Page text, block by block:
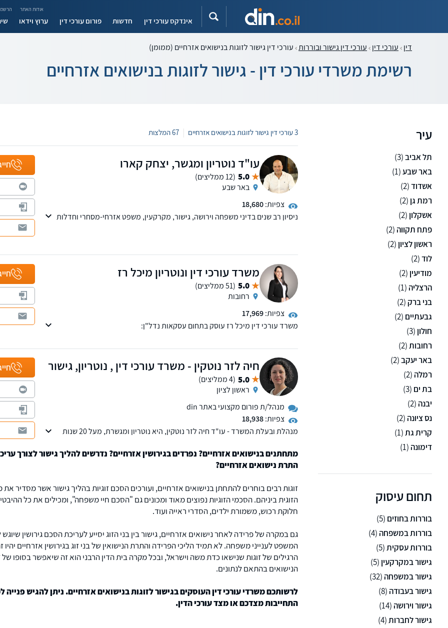
אודות האתר
אינדקס עורכי דין חדשות פורום עורכי דין ערוץ וידאו
דין עורכי דין עורכי דין גישור ובוררות עורכי דין גישור לזוגות בנישואים אזרחיים (ממומן)
רשימת משרדי עורכי דין - גישור לזוגות בנישואים אזרחיים
עיר
תל אביב(3)
באר שבע(1)
אשדוד(2)
רמת גן (2)
אשקלון (2)
פתח תקווה (2)
ראשון לציון (2)
לוד(2)
מודיעין (2)
הרצליה (1)
בני ברק(2)
גבעתיים (2)
חולון (3)
רחובות(2)
באר יעקב(2)
רמלה (2)
בת ים (3)
יבנה (2)
נס ציונה (2)
קרית גת(1)
דימונה (1)
תחום עיסוק
בוררות בחוזים (5)
בוררות במשפחה (4)
בוררות עסקית(5)
גישור במקרקעין (5)
גישור במשפחה (32)
גישור בעבודה (8)
גישור וירושה (14)
גישור לחברות(4)
3 עורכי דין גישור לזוגות בנישואים אזרחיים 67 המלצות
עו"ד נוטריון ומגשר, יצחק קארו
5.0 (12 ממליצים)
באר שבע
צפיות:18,680
ניסיון רב שנים בדיני משפחה וירושה, גישור, מקרקעין, משפט אזרחי-מסחרי וחדלות
משרד עורכי דין ונוטריון מיכל רז
5.0 (51 ממליצים)
רחובות
צפיות:17,969
משרד עורכי דין מיכל רז עוסק בתחום עסקאות נדל"ן:
חיה לזר נוטקין - משרד עורכי דין , נוטריון, גישור
5.0 (4 ממליצים)
ראשון לציון
מנהל/ת פורום מקצועי באתר din
צפיות:18,938
מנהלת ובעלת המשרד - עו"ד חיה לזר נוטקין, היא נוטריון ומגשרת, מעל 20 שנות
מתחתנים בנישואים אזרחיים? נפרדים בגירושין אזרחיים? נדרשים להליך גישור לצורך
התרת נישואים אזרחיים?
זוגות רבים בוחרים להתחתן בנישואים אזרחיים, ועורכים הסכם זוגיות בהליך גישור אשר מסדיר
הזוגית ביניהם. הסכמי הזוגיות נפוצים מאוד ומכונים גם "הסכם חיי משפחה", ומכילים את כל
חלוקת רכוש, משמורת ילדים, הסדרי ראייה ועוד.
גם במקרה של פרידה לאחר נישואים אזרחיים, גישור בין בני הזוג יסייע לעריכת הסכם גירושין
המשפט לענייני משפחה. לא תמיד הליכי הפרידה והתרת הנישואין של בני זוג בגירושין אזרחיים יהיו
הרגילים של זוגות שנישאו כדת משה וישראל, ובכל מקרה בית הדין הרבני הוא זה שיאפשר בסופו
הנישואים בהתאם לנתונים.
לרשותכם משרדי עורכי דין העוסקים בגישור לזוגות בנישואים אזרחיים. ניתן להגיש
התחייבות מצדכם או מצד עורכי הדין.